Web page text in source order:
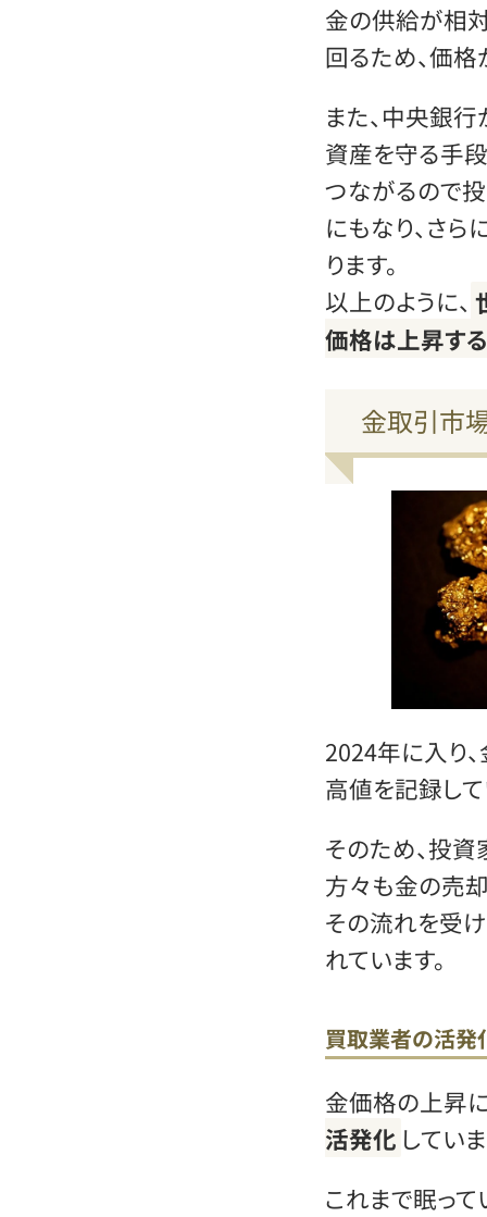
金の供給が相
回るため、価
また、中央銀
資産を守る手
つながるので
にもなり、さ
ります。
以上のように、
価格は上昇す
金取引市
2024年に入り
高値を記録して
そのため、投
方々も金の売
その流れを受
れています。
買取業者の活発
金価格の上昇
活発化 していま
これまで眠っ